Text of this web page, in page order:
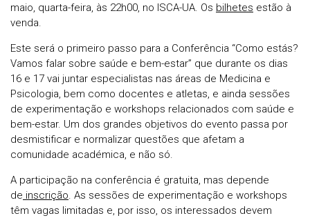
maio, quarta-feira, às 22h00, no ISCA-UA. Os bilhetes estão à
venda.
Este será o primeiro passo para a Conferência “Como estás?
Vamos falar sobre saúde e bem-estar” que durante os dias
16 e 17 vai juntar especialistas nas áreas de Medicina e
Psicologia, bem como docentes e atletas, e ainda sessões
de experimentação e workshops relacionados com saúde e
bem-estar. Um dos grandes objetivos do evento passa por
desmistificar e normalizar questões que afetam a
comunidade académica, e não só.
A participação na conferência é gratuita, mas depende
de inscrição. As sessões de experimentação e workshops
têm vagas limitadas e, por isso, os interessados devem